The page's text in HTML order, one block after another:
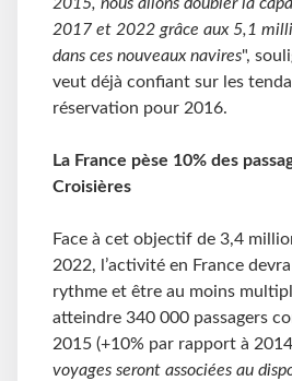
2015, nous allons doubler la
2017 et 2022 grâce aux 5,1
dans ces nouveaux navires",
veut déjà confiant sur les
réservation pour 2016.
La France pèse 10% des
Croisières
Face à cet objectif de 3,4
2022, l’activité en France
rythme et être au moins
atteindre 340 000 passagers
2015 (+10% par rapport à
voyages seront associées au